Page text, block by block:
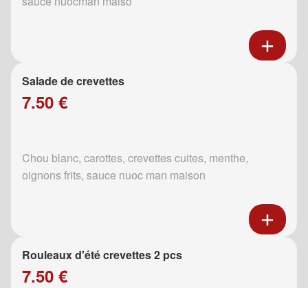
Salade de crevettes
7.50 €
Chou blanc, carottes, crevettes cuites, menthe,
oignons frits, sauce nuoc man maison
Rouleaux d'été crevettes 2 pcs
7.50 €